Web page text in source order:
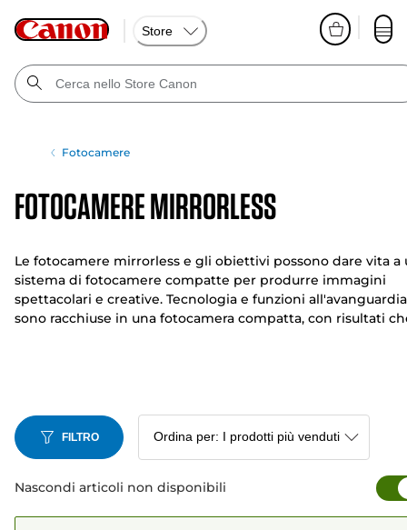
Store
Fotocamere
Fotocamere mirrorless
Le fotocamere mirrorless e gli obiettivi possono dare vita a
sistema di fotocamere compatte per produrre immagini
spettacolari e creative. Tecnologia e funzioni all'avanguardia
sono racchiuse in una fotocamera compatta, con risultati
FILTRO
Nascondi articoli non disponibili